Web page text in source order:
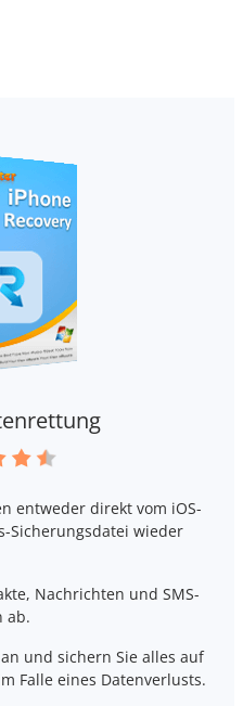
entweder direkt vom iOS-
Sicherungsdatei wieder
Nachrichten und SMS-
ab.
und sichern Sie alles auf
Falle eines Datenverlusts.